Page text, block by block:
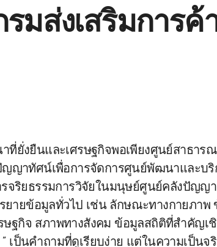
มส่งเสริมการค้
ญาทัศน์เพื่อการจัดการศูนย์พัฒนาและบริ
จริยธรรมการวิจัยในมนุษย์ศูนย์คลังปัญญ
ายข้อมูลทั่วไป เช่น ลักษณะทางกายภาพ
ษฐกิจ สภาพทางสังคม ข้อมูลสถิติที่สำคัญเ
เป็นคำถามที่ดูเรียบง่าย แต่ในความเป็นจ